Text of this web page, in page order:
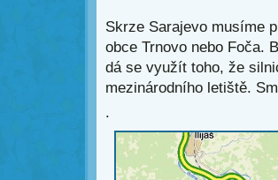
Skrze Sarajevo musíme
obce Trnovo nebo Foča.
dá se využít toho, že
mezinárodního letiště.
.